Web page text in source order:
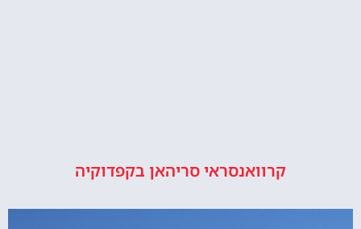
קרוואנסראי סריהאן בקפדוקיה